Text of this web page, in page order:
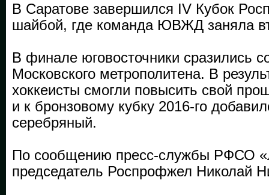
В Саратове завершился IV Кубок
шайбой, где команда ЮВЖД заняла
В финале юговосточники сразились
Московского метрополитена. В
хоккеисты смогли повысить свой
и к бронзовому кубку 2016-го
серебряный.
По сообщению пресс-службы РФСО
председатель Роспрофжел Николай